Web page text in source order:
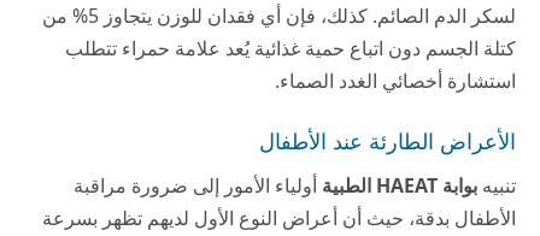
لسكر الدم الصائم. كذلك، فإن أي فقدان للوزن يتجاوز 5% من
كتلة الجسم دون اتباع حمية غذائية يُعد علامة حمراء تتطلب
استشارة أخصائي الغدد الصماء.
الأعراض الطارئة عند الأطفال
تنبيه بوابة HAEAT الطبية
أولياء الأمور إلى ضرورة مراقبة
الأطفال بدقة، حيث أن أعراض النوع الأول لديهم تظهر بسرعة